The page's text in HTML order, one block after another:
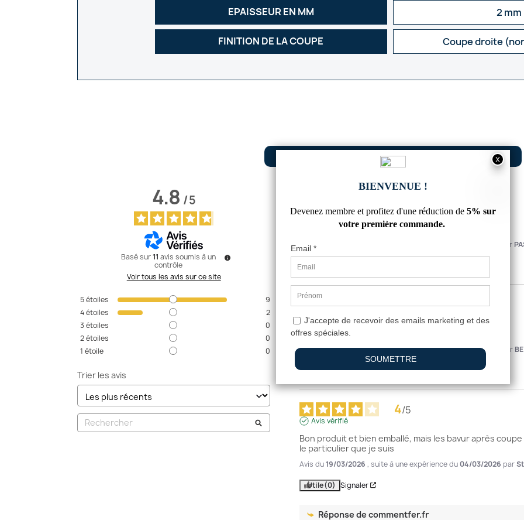
EPAISSEUR EN MM 2 mm
FINITION DE LA COUPE Coupe droite
Nos clients ont la parole :
4.8/5
Basé sur11 avis soumis à un
contrôle
Voir tous les avis sur ce site
5étoiles
9
4étoiles
2
3 étoiles
0
2étoiles
0
1 étoile 0
Trier les avis
Avis vérifié
Beau produit
Avis du par
Utile
5/5
Avis vérifié
Parfait
Avis du16/04/2026, suite à une expérience du31/03/2026 par
Utile(0) Signaler
4/5
Avis vérifié
Bon produit et bien emballé, mais les bavur après
le particulier que je suis
Avis du19/03/2026 , suite à une expérience du 04/03/2026 par
Utile(0) Signaler
Réponse decommentfer.fr